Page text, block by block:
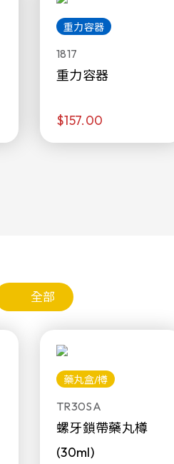
重力容器
1817
重力容器
$157.00
全部
藥丸盒/樽
TR30SA
螺牙鎖帶藥丸樽
(30ml)